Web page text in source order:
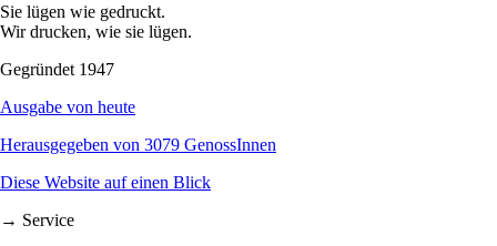
Sie lügen wie gedruckt.
Wir drucken, wie sie lügen.
Gegründet 1947
Ausgabe von heute
Herausgegeben von 3079 GenossInnen
Diese Website auf einen Blick
→ Service